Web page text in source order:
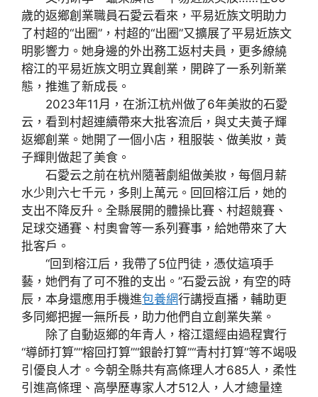
歲的返鄉創業職員石愛云看來，平易近族文明助力
了村超的“出圈”，村超的“出圈”又擴展了平易近族文
明影響力。她身邊的外出務工返村夫員，更多繚繞
榕江的平易近族文明立異創業，開辟了一系列新業
態，推進了新成長。
2023年11月，在浙江杭州做了6年美妝的石愛
云，看到村超連續帶來大批客流后，與丈夫黃子輝
返鄉創業。她開了一個小店，租服裝、做美妝，黃
子輝則做起了美食。
石愛云之前在杭州隨著劇組做美妝，每個月薪
水少則六七千元，多則上萬元。回回榕江后，她的
支出不降反升。全縣展開的體操比賽、村超競賽、
足球交通賽、村奧會等一系列賽事，給她帶來了大
批客戶。
“回到榕江后，我帶了5位門徒，憑仗這項手
藝，她們有了可不雅的支出。”石愛云說，有空的時
辰，本身還應用手機進包養網行講授直播，輔助更
多同鄉把握一無所長，助力他們自立創業失業。
除了自動返鄉的年青人，榕江還經由過程實行
“導師打算”“榕回打算”“銀齡打算”“青村打算”等不竭吸
引優良人才。今朝全縣共有高條理人才685人，柔性
引進高條理、高學歷專家人才512人，人才總量達